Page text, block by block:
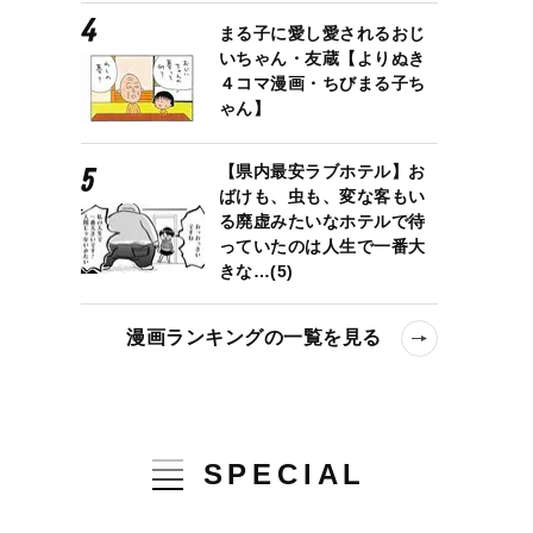
まる子に愛し愛されるおじ
いちゃん・友蔵【よりぬき
４コマ漫画・ちびまる子ち
ゃん】
【県内最安ラブホテル】お
ばけも、虫も、変な客もい
る廃虚みたいなホテルで待
っていたのは人生で一番大
きな…(5)
漫画ランキングの一覧を見る
SPECIAL